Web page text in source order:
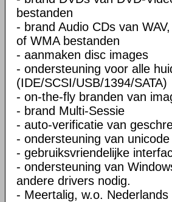
bestanden
- brand Audio CDs van
of WMA bestanden
- aanmaken disc images
- ondersteuning voor alle
(IDE/SCSI/USB/1394/SATA)
- on-the-fly branden van
- brand Multi-Sessie
- auto-verificatie van
- ondersteuning van
- gebruiksvriendelijke
- ondersteuning van
andere drivers nodig.
- Meertalig, w.o. Nederlands